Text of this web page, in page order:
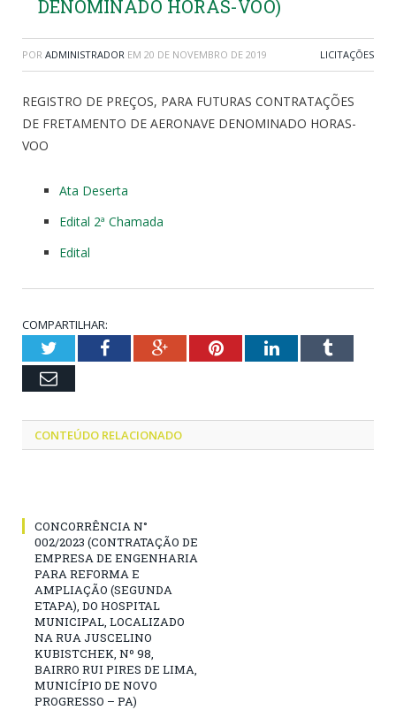
DENOMINADO HORAS-VOO)
POR ADMINISTRADOR EM 20 DE NOVEMBRO DE 2019 LICITAÇÕES
REGISTRO DE PREÇOS, PARA FUTURAS CONTRATAÇÕES
DE FRETAMENTO DE AERONAVE DENOMINADO HORAS-
VOO
Ata Deserta
Edital 2ª Chamada
Edital
COMPARTILHAR:
TwitterFacebookGoogle+PinterestLinkedInTumblr
Email
CONTEÚDO RELACIONADO
CONCORRÊNCIA N°
002/2023 (CONTRATAÇÃO DE
EMPRESA DE ENGENHARIA
PARA REFORMA E
AMPLIAÇÃO (SEGUNDA
ETAPA), DO HOSPITAL
MUNICIPAL, LOCALIZADO
NA RUA JUSCELINO
KUBISTCHEK, Nº 98,
BAIRRO RUI PIRES DE LIMA,
MUNICÍPIO DE NOVO
PROGRESSO – PA)